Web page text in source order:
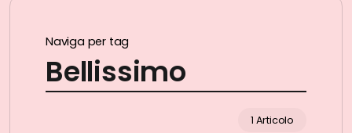
Naviga per tag
Bellissimo
1 Articolo